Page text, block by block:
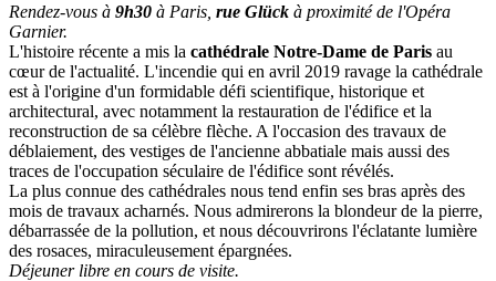
Rendez-vous à 9h30 à Paris, rue Glück à proximité de l'Opéra
Garnier.
L'histoire récente a mis la cathédrale Notre-Dame de Paris au
cœur de l'actualité. L'incendie qui en avril 2019 ravage la cathédrale
est à l'origine d'un formidable défi scientifique, historique et
architectural, avec notamment la restauration de l'édifice et la
reconstruction de sa célèbre flèche. A l'occasion des travaux de
déblaiement, des vestiges de l'ancienne abbatiale mais aussi des
traces de l'occupation séculaire de l'édifice sont révélés.
La plus connue des cathédrales nous tend enfin ses bras après des
mois de travaux acharnés. Nous admirerons la blondeur de la pierre,
débarrassée de la pollution, et nous découvrirons l'éclatante lumière
des rosaces, miraculeusement épargnées.
Déjeuner libre en cours de visite.